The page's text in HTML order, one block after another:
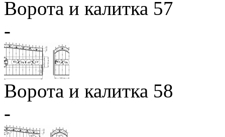
Ворота и калитка 57
-
Ворота и калитка 58
-